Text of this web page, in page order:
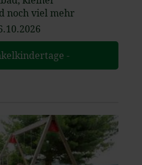
noch viel mehr
-